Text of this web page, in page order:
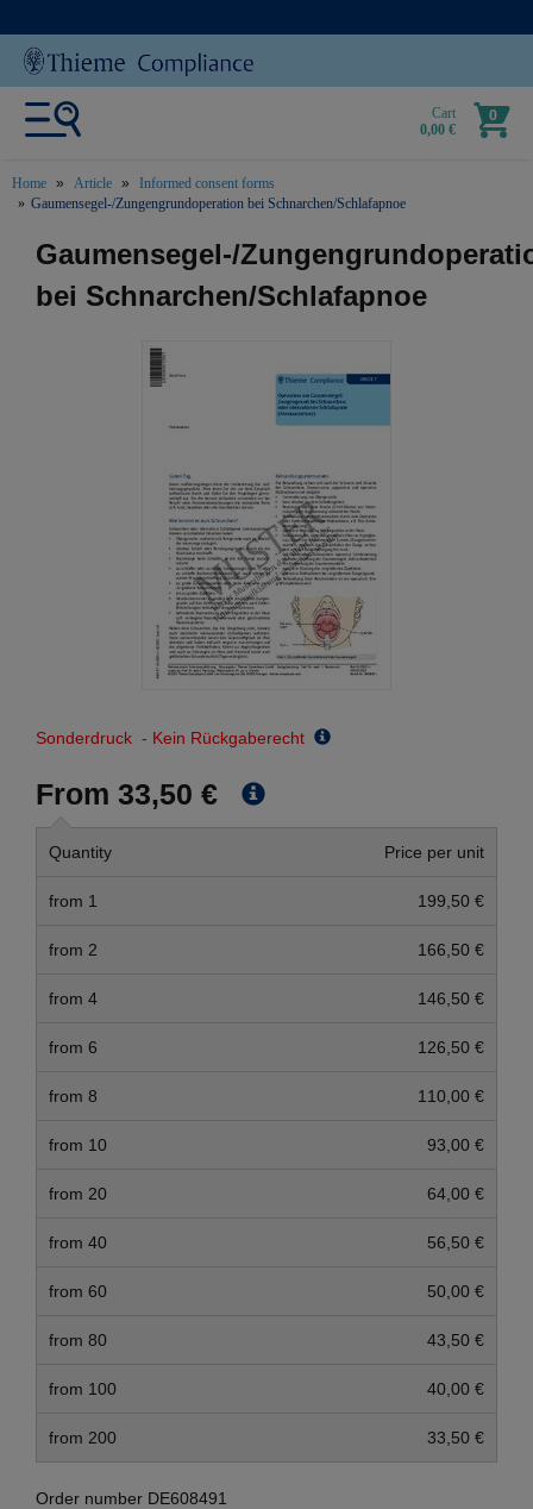
Cart
0,00 €
0
Home Article
Informed consent forms
Gaumensegel-/Zungengrundoperation bei Schnarchen/Schlafapnoe
text.skipToContent
text.skipToNavigation
Gaumensegel-/
bei Schnarchen/Schlafapnoe
Sonderdruck - Kein Rückgaberecht
From 33,50 €
Quantity Price per unit
from 1 199,50 €
from 2 166,50 €
from 4 146,50 €
from 6 126,50 €
from 8 110,00 €
from 10 93,00 €
from 20 64,00 €
from 40 56,50 €
from 60 50,00 €
from 80 43,50 €
from 100 40,00 €
from 200 33,50 €
Order number DE608491